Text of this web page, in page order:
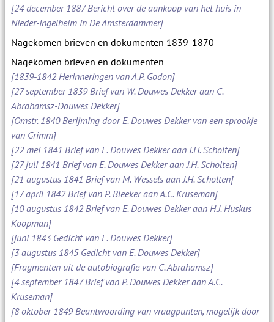
[24 december 1887 Bericht over de aankoop van het huis in
Nieder-Ingelheim in De Amsterdammer]
Nagekomen brieven en dokumenten 1839-1870
Nagekomen brieven en dokumenten
[1839-1842 Herinneringen van A.P. Godon]
[27 september 1839 Brief van W. Douwes Dekker aan C.
Abrahamsz-Douwes Dekker]
[Omstr. 1840 Berijming door E. Douwes Dekker van een sprookje
van Grimm]
[22 mei 1841 Brief van E. Douwes Dekker aan J.H. Scholten]
[27 juli 1841 Brief van E. Douwes Dekker aan J.H. Scholten]
[21 augustus 1841 Brief van M. Wessels aan J.H. Scholten]
[17 april 1842 Brief van P. Bleeker aan A.C. Kruseman]
[10 augustus 1842 Brief van E. Douwes Dekker aan H.J. Huskus
Koopman]
[juni 1843 Gedicht van E. Douwes Dekker]
[3 augustus 1845 Gedicht van E. Douwes Dekker]
[Fragmenten uit de autobiografie van C. Abrahamsz]
[4 september 1847 Brief van P. Douwes Dekker aan A.C.
Kruseman]
[8 oktober 1849 Beantwoording van vraagpunten, mogelijk door